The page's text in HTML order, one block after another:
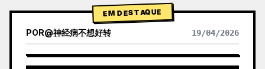
EM DESTAQUE
POR@神经病不想好转 19/04/2026